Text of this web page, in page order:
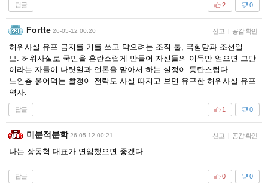
답글 0
2
Fortte 26-05-12 00:20 신고 | 공감 확인
허위사실 유포 금지를 기를 쓰고 막으려는 조직 둘, 국힘당과 조선일
보. 허위사실로 국민을 혼란스럽게 만들어 자신들의 이득만 얻으면 그만
이라는 자들이 나랏일과 언론을 맡아서 하는 실정이 통탄스럽다.
노인층 욹어먹는 빨갱이 전략도 사실 따지고 보면 유구한 허위사실 유포
역사.
답글 0
1
미분적분학 26-05-12 00:21 신고 | 공감 확인
나는 장동혁 대표가 연임했으면 좋겠다
답글 0
0